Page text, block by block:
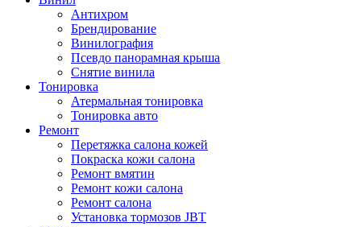
Антихром
Брендирование
Винилография
Псевдо панорамная крыша
Снятие винила
Тонировка
Атермальная тонировка
Тонировка авто
Ремонт
Перетяжка салона кожей
Покраска кожи салона
Ремонт вмятин
Ремонт кожи салона
Ремонт салона
Установка тормозов JBT